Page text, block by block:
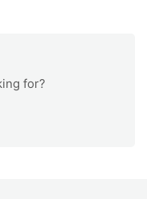
for?